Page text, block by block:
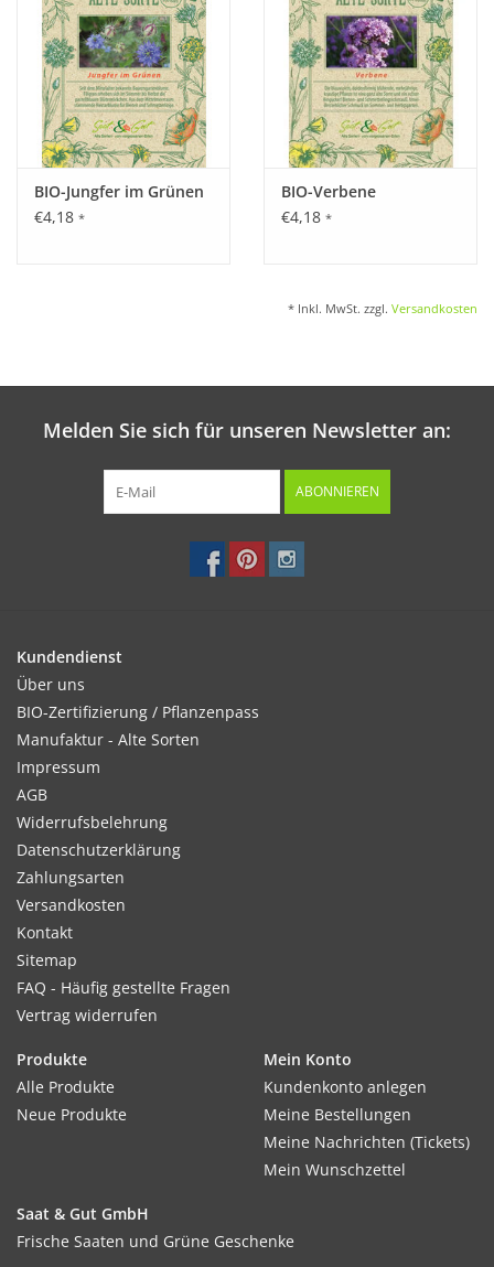
BIO-Jungfer im Grünen
€4,18 *
BIO-Verbene
€4,18 *
* Inkl. MwSt. zzgl. Versandkosten
Melden Sie sich für unseren Newsletter an:
ABONNIEREN
Kundendienst
Über uns
BIO-Zertifizierung / Pflanzenpass
Manufaktur - Alte Sorten
Impressum
AGB
Widerrufsbelehrung
Datenschutzerklärung
Zahlungsarten
Versandkosten
Kontakt
Sitemap
FAQ - Häufig gestellte Fragen
Vertrag widerrufen
Produkte
Alle Produkte
Neue Produkte
Mein Konto
Kundenkonto anlegen
Meine Bestellungen
Meine Nachrichten (Tickets)
Mein Wunschzettel
Saat & Gut GmbH
Frische Saaten und Grüne Geschenke